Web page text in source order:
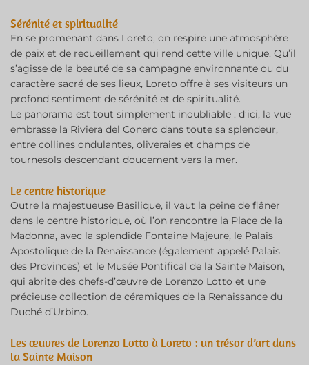
Sérénité et spiritualité
En se promenant dans Loreto, on respire une atmosphère
de paix et de recueillement qui rend cette ville unique. Qu’il
s’agisse de la beauté de sa campagne environnante ou du
caractère sacré de ses lieux, Loreto offre à ses visiteurs un
profond sentiment de sérénité et de spiritualité.
Le panorama est tout simplement inoubliable : d’ici, la vue
embrasse la Riviera del Conero dans toute sa splendeur,
entre collines ondulantes, oliveraies et champs de
tournesols descendant doucement vers la mer.
Le centre historique
Outre la majestueuse Basilique, il vaut la peine de flâner
dans le centre historique, où l’on rencontre la Place de la
Madonna, avec la splendide Fontaine Majeure, le Palais
Apostolique de la Renaissance (également appelé Palais
des Provinces) et le Musée Pontifical de la Sainte Maison,
qui abrite des chefs-d’œuvre de Lorenzo Lotto et une
précieuse collection de céramiques de la Renaissance du
Duché d’Urbino.
Les œuvres de Lorenzo Lotto à Loreto : un trésor d’art dans
la Sainte Maison